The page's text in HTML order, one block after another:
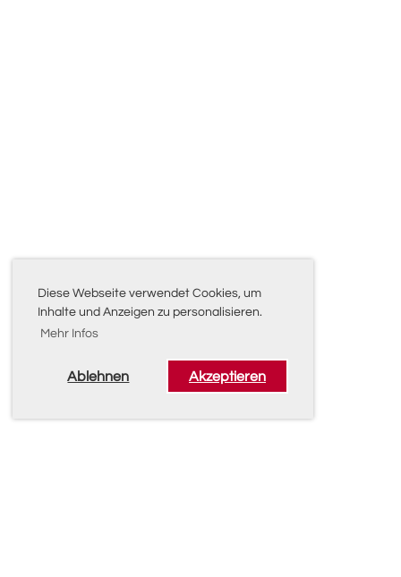
Diese Webseite verwendet Cookies, um
Inhalte und Anzeigen zu personalisieren.
Mehr Infos
Ablehnen Akzeptieren